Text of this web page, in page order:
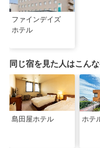
ファインデイズ
ホテル
同じ宿を見た人はこん
島田屋ホテル ホテ